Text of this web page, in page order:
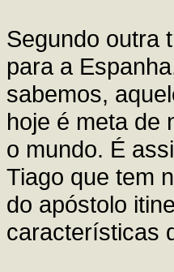
Segundo outra
para a
sabemos,
hoje é meta de
o mundo. É
Tiago que tem
do apóstolo
características